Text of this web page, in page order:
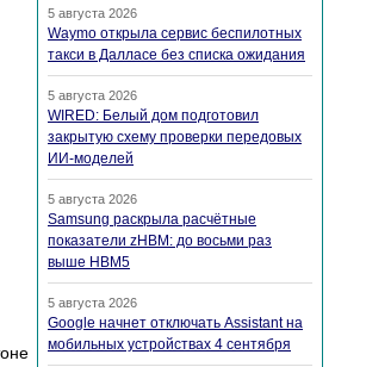
5 августа 2026
Waymo открыла сервис беспилотных
такси в Далласе без списка ожидания
5 августа 2026
WIRED: Белый дом подготовил
закрытую схему проверки передовых
ИИ-моделей
5 августа 2026
Samsung раскрыла расчётные
показатели zHBM: до восьми раз
выше HBM5
5 августа 2026
Google начнет отключать Assistant на
мобильных устройствах 4 сентября